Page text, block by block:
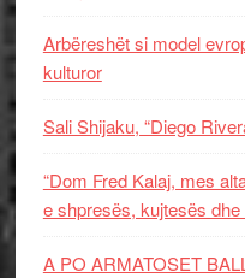
Arbëreshët si model
kulturor
Sali Shijaku, “Diego
“Dom Fred Kalaj, mes
e shpresës, kujtesës dhe
A PO ARMATOSET